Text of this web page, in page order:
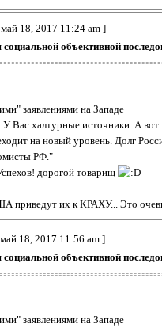
18, 2017 11:24 am ]
социальной объективной
заявлениями на Западе
Вас халтурные источники. А вот
на новый уровень. Долг
РФ."
дорогой товарищ
приведут их к КРАХУ... Это
18, 2017 11:56 am ]
социальной объективной
заявлениями на Западе